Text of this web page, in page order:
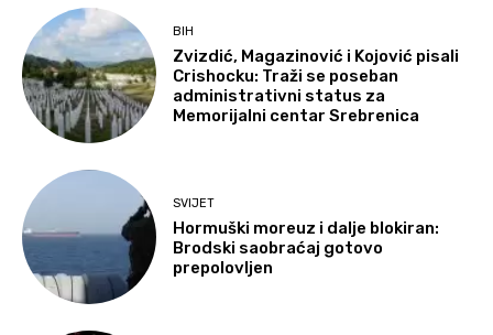
BIH
Zvizdić, Magazinović i Kojović pisali
Crishocku: Traži se poseban
administrativni status za
Memorijalni centar Srebrenica
SVIJET
Hormuški moreuz i dalje blokiran:
Brodski saobraćaj gotovo
prepolovljen